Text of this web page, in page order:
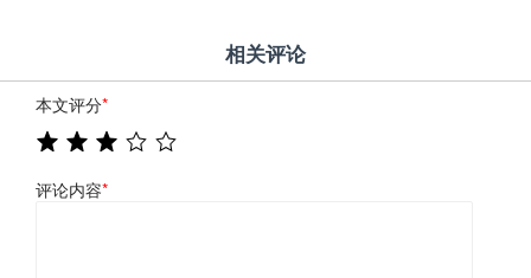
相关评论
本文评分*
评论内容*